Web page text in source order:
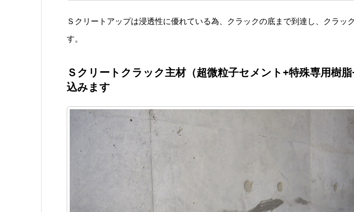
Ｓクリートアップは浸透性に優れている為、クラックの底まで到達し、クラッ
す。
Ｓクリートクラック主材（超微粒子セメント+特殊専用樹
込みます